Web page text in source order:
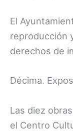
El
reproducción
derechos de
Décima.
Las diez
el Centro